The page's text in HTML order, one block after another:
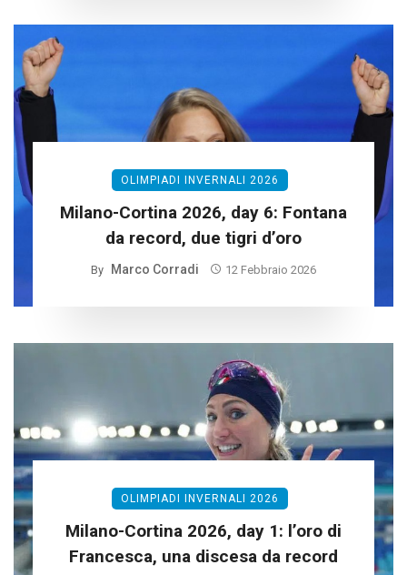
OLIMPIADI INVERNALI 2026
Milano-Cortina 2026, day 6: Fontana
da record, due tigri d’oro
By Marco Corradi 12 Febbraio 2026
OLIMPIADI INVERNALI 2026
Milano-Cortina 2026, day 1: l’oro di
Francesca, una discesa da record